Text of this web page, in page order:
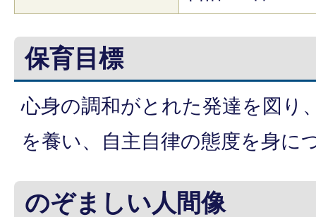
保育目標
心身の調和がとれた発達を図り
を養い、自主自律の態度を身に
のぞましい人間像